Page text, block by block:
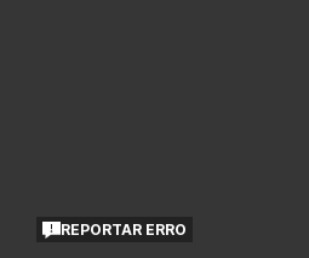
REPORTAR ERRO